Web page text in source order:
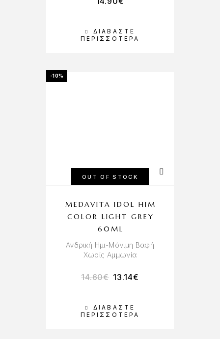
ΔΙΑΒΆΣΤΕ
ΠΕΡΙΣΣΌΤΕΡΑ
-10%
OUT OF STOCK
ΔΙΑΒΆΣΤΕ
ΠΕΡΙΣΣΌΤΕΡΑ
MEDAVITA IDOL HIM
COLOR LIGHT GREY
60ML
Ανδρική Ημι-Μόνιμη Βαφή
Χωρίς Αμμωνία
14.60€ 13.14€